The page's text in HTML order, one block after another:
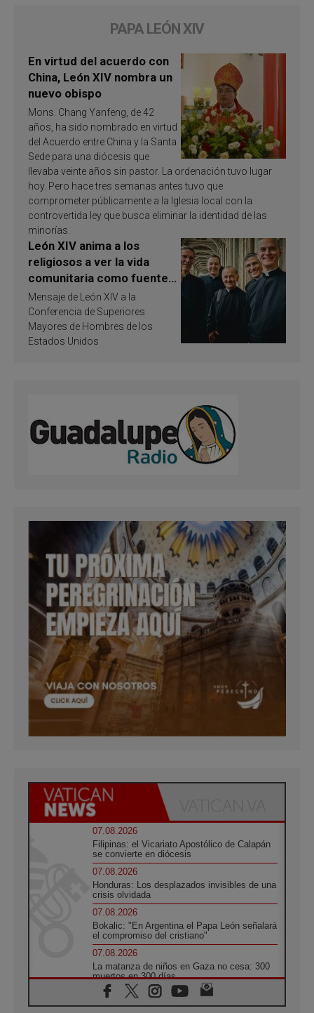
PAPA LEÓN XIV
En virtud del acuerdo con
China, León XIV nombra un
nuevo obispo
Mons. Chang Yanfeng, de 42
años, ha sido nombrado en virtud
del Acuerdo entre China y la Santa
Sede para una diócesis que
llevaba veinte años sin pastor. La ordenación tuvo lugar
hoy. Pero hace tres semanas antes tuvo que
comprometer públicamente a la Iglesia local con la
controvertida ley que busca eliminar la identidad de las
minorías.
León XIV anima a los
religiosos a ver la vida
comunitaria como fuente
de inspiración y
santificación
Mensaje de León XIV a la
Conferencia de Superiores
Mayores de Hombres de los
Estados Unidos
07.08.2026
Filipinas: el Vicariato Apostólico de Calapán
se convierte en diócesis
07.08.2026
Honduras: Los desplazados invisibles de una
crisis olvidada
07.08.2026
Bokalic: "En Argentina el Papa León señalará
el compromiso del cristiano"
07.08.2026
La matanza de niños en Gaza no cesa: 300
muertos en 300 días
07.08.2026
Tagle: La guerra desfigura el mundo, solo la